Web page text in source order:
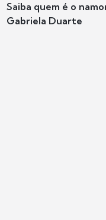
Saiba quem é o
Gabriela Duarte